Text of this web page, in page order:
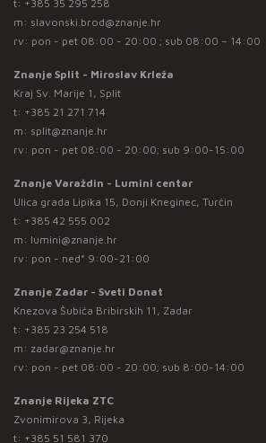
t: +385 35 295 258
m: slavonski.brod@znanje.hr
rv: pon - pet 08:00 - 20:00 ; sub 08:00 – 14:00
Znanje Split - Miroslav Krleža
Kraj Sv. Marije 1, Split
t: +385 21 271 714
m: split@znanje.hr
rv: pon - pet 08:00 - 20:00; sub 9:00-15:00
Znanje Varaždin - Lumini centar
Ulica grada Lipika 15, Donji Kneginec, Turčin
t: +385 42 555 002
m: lumini@znanje.hr
rv: pon - ned* 9:00-21:00
Znanje Zadar - Sveti Donat
Knezova Šubića Bribirskih 11, Zadar
t: +385 23 254 518
m: zadar@znanje.hr
rv: pon - pet 08:00 - 20:00; sub 8:00-14:00
Znanje Rijeka ZTC
Zvonimirova 3, Rijeka
t: +385 51 581 370